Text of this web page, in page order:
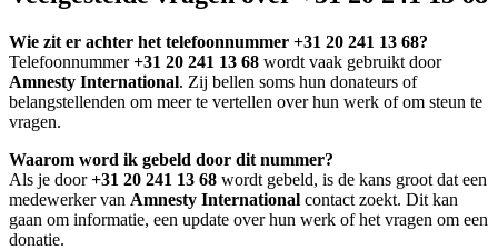
Wie zit er achter het telefoonnummer +31 20 241 13 68?
Telefoonnummer+31 20 241 13 68 wordt vaak gebruikt door
Amnesty International. Zij bellen soms hun donateurs of
belangstellenden om meer te vertellen over hun werk of om steun te
vragen.
Waarom word ik gebeld door dit nummer?
Als je door+31 20 241 13 68 wordt gebeld, is de kans groot dat een
medewerker van Amnesty International contact zoekt. Dit kan
gaan om informatie, een update over hun werk of het vragen om een
donatie.